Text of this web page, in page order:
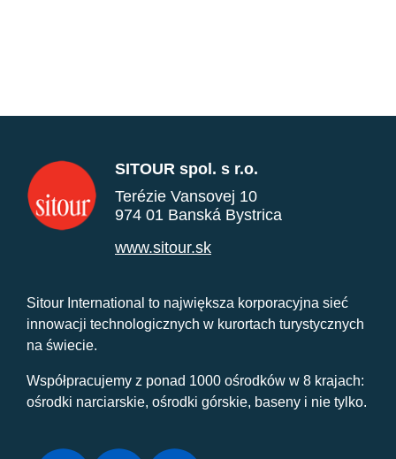
SITOUR spol. s r.o.
Terézie Vansovej 10
974 01 Banská Bystrica
www.sitour.sk
Sitour International to największa korporacyjna sieć
innowacji technologicznych w kurortach turystycznych
na świecie.
Współpracujemy z ponad 1000 ośrodków w 8 krajach:
ośrodki narciarskie, ośrodki górskie, baseny i nie tylko.